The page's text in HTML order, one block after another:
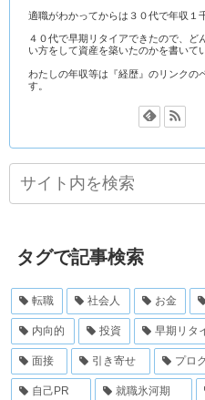
適職がわかってからは３０代で年収１
４０代で早期リタイアできたので、ど
い方をして資産を築いたのかを書いて
わたしの年収等は『経歴』のリンクの
す。
タグで記事検索
転職 社会人 お金
内向的 投資 早期リタ
面接 引き寄せ プロ
自己PR 就職氷河期